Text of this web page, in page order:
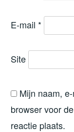
E-mail *
Site
Mijn naam,
browser voor
reactie plaats.